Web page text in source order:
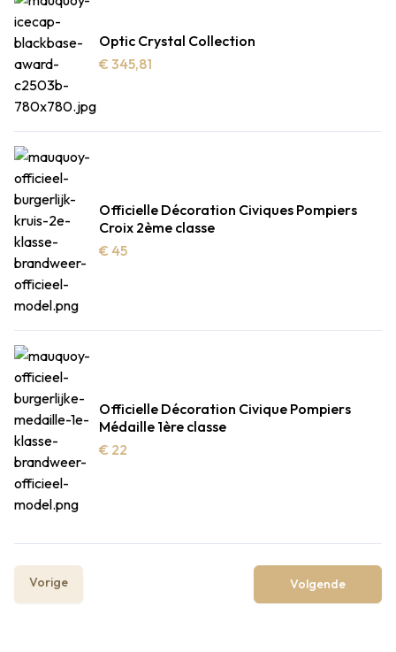
Optic Crystal Collection
€ 345,81
Officielle Décoration Civiques Pompiers
Croix 2ème classe
€ 45
Officielle Décoration Civique Pompiers
Médaille 1ère classe
€ 22
Vorige Volgende